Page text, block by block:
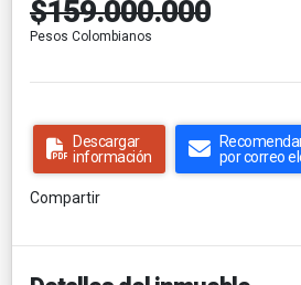
$159.000.000
Pesos Colombianos
Descargar
información
por correo
Compartir